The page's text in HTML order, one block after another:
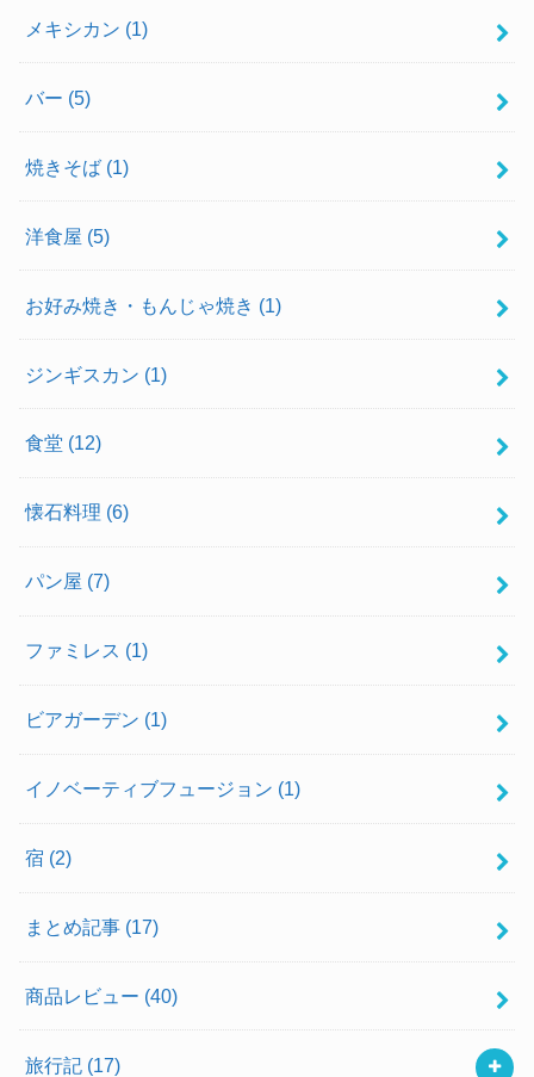
メキシカン (1)
バー (5)
焼きそば (1)
洋食屋 (5)
お好み焼き・もんじゃ焼き (1)
ジンギスカン (1)
食堂 (12)
懐石料理 (6)
パン屋 (7)
ファミレス (1)
ビアガーデン (1)
イノベーティブフュージョン (1)
宿 (2)
まとめ記事 (17)
商品レビュー (40)
旅行記 (17)